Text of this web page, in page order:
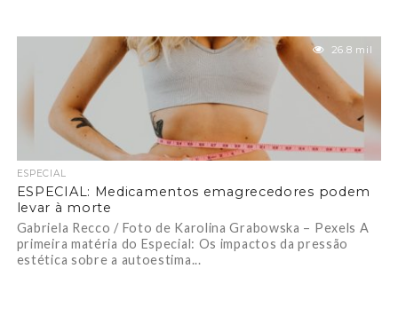
26.8 mil
ESPECIAL
ESPECIAL: Medicamentos emagrecedores podem
levar à morte
Gabriela Recco / Foto de Karolina Grabowska – Pexels A
primeira matéria do Especial: Os impactos da pressão
estética sobre a autoestima...